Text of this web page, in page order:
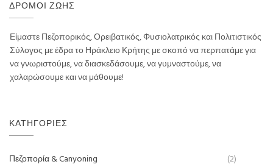
ΔΡΌΜΟΙ ΖΩΉΣ
Είμαστε Πεζοπορικός, Ορειβατικός, Φυσιολατρικός και Πολιτιστικός
Σύλογος με έδρα το Ηράκλειο Κρήτης με σκοπό να περπατάμε για
να γνωριστούμε, να διασκεδάσουμε, να γυμναστούμε, να
χαλαρώσουμε και να μάθουμε!
ΚΑΤΗΓΟΡΊΕΣ
Πεζοπορία & Canyoning
(2)